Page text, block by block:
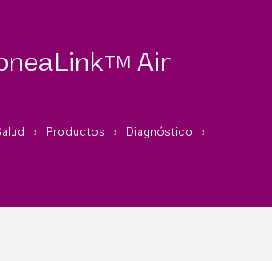
TM Air
Productos
Diagnóstico